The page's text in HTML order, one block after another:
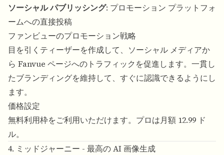
ソーシャル パブリッシング: プロモーション プラットフォ
ームへの直接投稿
ファンビューのプロモーション戦略
目を引くティーザーを作成して、ソーシャル メディアか
ら Fanvue ページへのトラフィックを促進します。一貫し
たブランディングを維持して、すぐに認識できるようにし
ます。
価格設定
無料利用枠をご利用いただけます。プロは月額 12.99 ド
ル。
4. ミッドジャーニー - 最高の AI 画像生成